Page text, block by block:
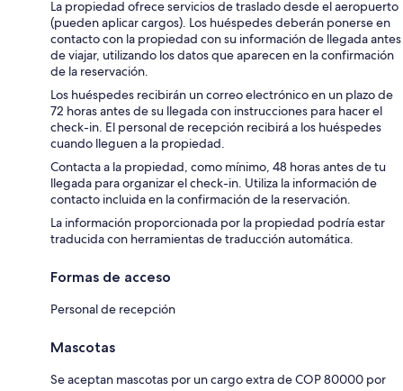
La propiedad ofrece servicios de traslado desde el aeropuerto
(pueden aplicar cargos). Los huéspedes deberán ponerse en
contacto con la propiedad con su información de llegada antes
de viajar, utilizando los datos que aparecen en la confirmación
de la reservación.
Los huéspedes recibirán un correo electrónico en un plazo de
72 horas antes de su llegada con instrucciones para hacer el
check-in. El personal de recepción recibirá a los huéspedes
cuando lleguen a la propiedad.
Contacta a la propiedad, como mínimo, 48 horas antes de tu
llegada para organizar el check-in. Utiliza la información de
contacto incluida en la confirmación de la reservación.
La información proporcionada por la propiedad podría estar
traducida con herramientas de traducción automática.
Formas de acceso
Personal de recepción
Mascotas
Se aceptan mascotas por un cargo extra de COP 80000 por